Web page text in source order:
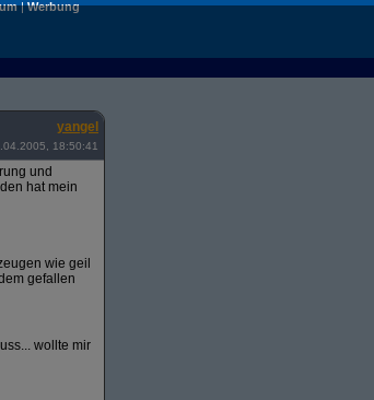
|Werbung
yangel
18:50:41
und
hat mein
wie geil
gefallen
wollte mir